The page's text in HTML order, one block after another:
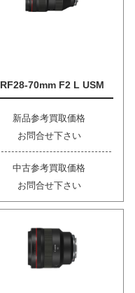
RF28-70mm F2 L USM
新品参考買取価格
お問合せ下さい
中古参考買取価格
お問合せ下さい